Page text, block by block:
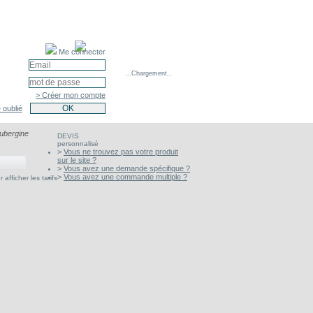
...Chargement..
Me connecter
> Créer mon compte
oublié
afficher les tarifs
DEVIS
personnalisé
> Vous ne trouvez pas votre produit
sur le site ?
> Vous avez une demande spécifique ?
> Vous avez une commande multiple ?